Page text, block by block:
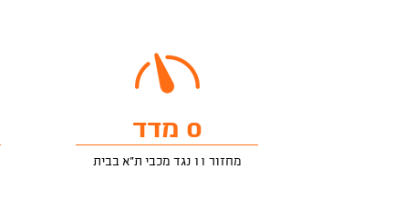
0 מדד
מחזור 11 נגד מכבי ת"א בבית